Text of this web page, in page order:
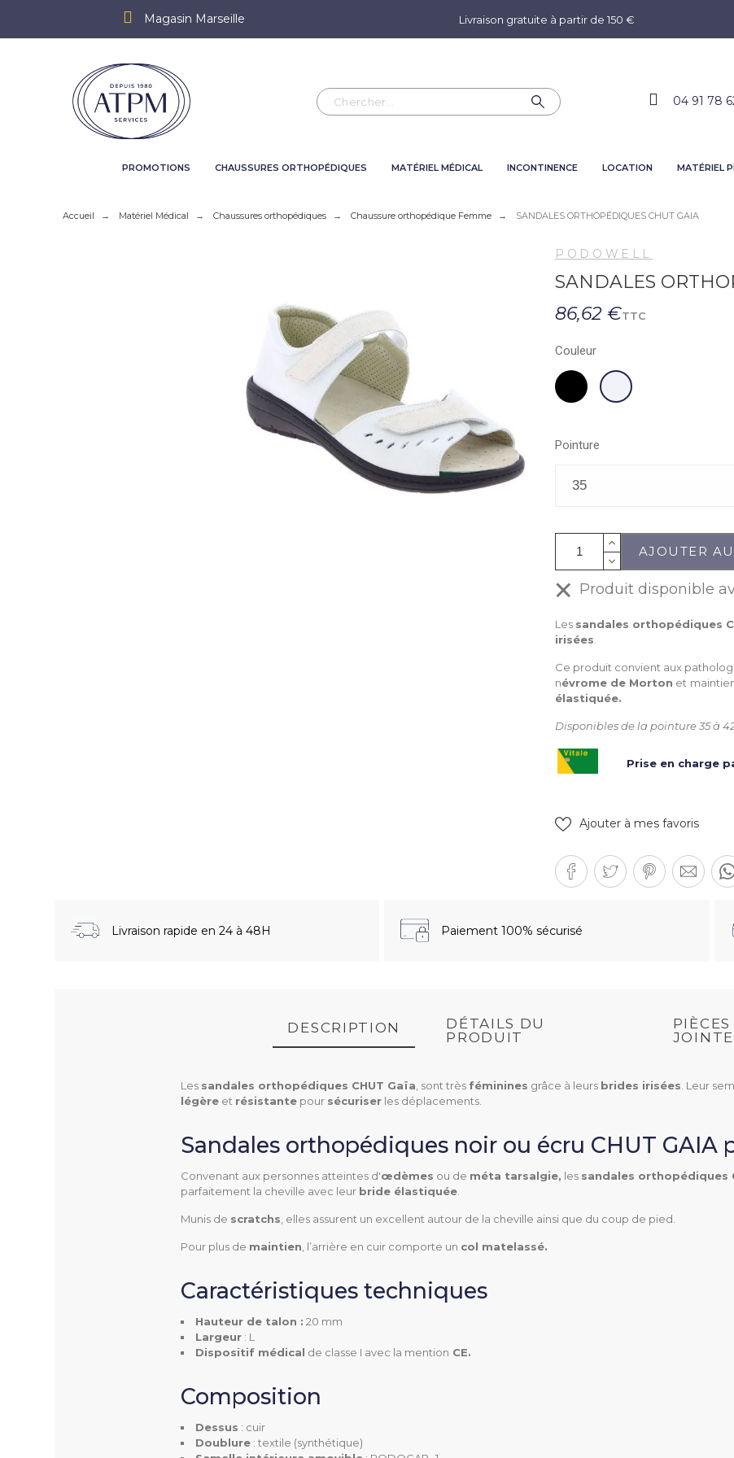
Magasin Marseille Livraison gratuite à partir de 150 €
04 91 78
PROMOTIONS CHAUSSURES ORTHOPÉDIQUES MATÉRIEL MÉDICAL INCONTINENCE LOCATION MATÉRIEL
Accueil Matériel Médical Chaussures orthopédiques Chaussure orthopédique Femme SANDALES ORTHOPÉDIQUES CHUT GAIA
PODOWELL
SANDALES
86,62 €TTC
Couleur
Noir Ecru
Pointure
AJOUTER
Produit disponible
Les sandales orthopédiques
irisées
Ce produit convient aux
névrome de Morton et
élastiquée.
Disponibles de la pointure 35 à
Prise en charge
Ajouter à mes favoris
Livraison rapide en 24 à 48H Paiement 100% sécurisé
DESCRIPTION
DÉTAILS DU
PRODUIT
PIÈCES
Les sandales orthopédiques CHUT Gaïa , sont très féminines grâce à leurs brides irisées . Leur
légère et résistante pour sécuriser les déplacements.
Sandales orthopédiques noir ou écru CHUT GAIA
Convenant aux personnes atteintes d'œdèmes ou de méta tarsalgie, les sandales orthopédiques
parfaitement la cheville avec leur bride élastiquée
Munis de scratchs , elles assurent un excellent autour de la cheville ainsi que du coup de pied.
Pour plus de maintien , l’arrière en cuir comporte un col matelassé.
Caractéristiques techniques
Hauteur de talon : 20 mm
Largeur : L
Dispositif médical de classe I avec la mention CE.
Composition
Dessus : cuir
Doublure : textile (synthétique)
RéférenceGAIA
Pathologies
Largeur
NOTICE D'UTILISATION GAIA (111.14K)